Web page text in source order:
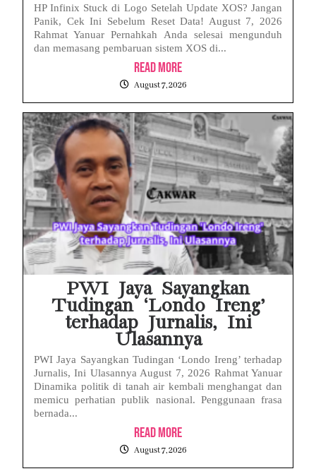
HP Infinix Stuck di Logo Setelah Update XOS? Jangan
Panik, Cek Ini Sebelum Reset Data! August 7, 2026
Rahmat Yanuar Pernahkah Anda selesai mengunduh
dan memasang pembaruan sistem XOS di...
Read More
August 7, 2026
PWI Jaya Sayangkan
Tudingan ‘Londo Ireng’
terhadap Jurnalis, Ini
Ulasannya
PWI Jaya Sayangkan Tudingan ‘Londo Ireng’ terhadap
Jurnalis, Ini Ulasannya August 7, 2026 Rahmat Yanuar
Dinamika politik di tanah air kembali menghangat dan
memicu perhatian publik nasional. Penggunaan frasa
bernada...
Read More
August 7, 2026